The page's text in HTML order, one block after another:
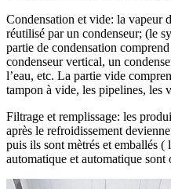
Condensation et vide: la vapeur
réutilisé par un condenseur; (le
partie de condensation
condenseur vertical, un
l’eau, etc. La partie vide
tampon à vide, les pipelines, les
Filtrage et remplissage: les
après le refroidissement
puis ils sont mètrés et emballés (
automatique et automatique sont